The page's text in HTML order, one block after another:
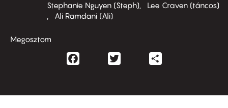
Stephanie Nguyen (Steph)
Lee Craven (táncos)
Ali Ramdani (Ali)
Megosztom
Facebook